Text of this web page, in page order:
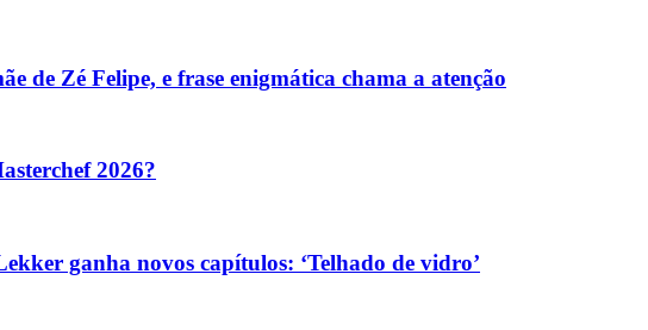
de Zé Felipe, e frase enigmática chama a atenção
2026?
ganha novos capítulos: ‘Telhado de vidro’